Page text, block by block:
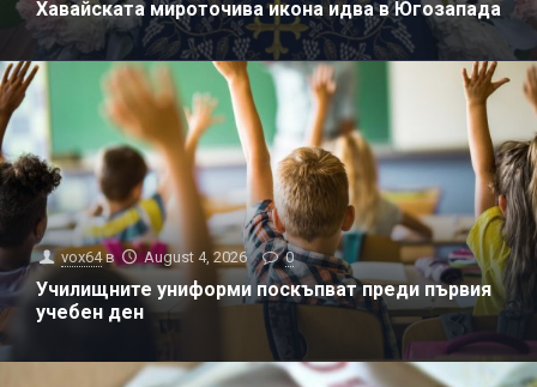
Хавайската мироточива икона идва в Югозапада
vox64 в August 4, 2026 0
Училищните униформи поскъпват преди първия
учебен ден